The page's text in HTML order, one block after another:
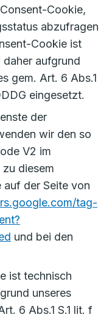
Cookie,
abzufragen
Cookie ist
aufgrund
gem. Art. 6 Abs.1
eingesetzt.
der
wir den so
V2 im
diesem
auf der Seite von
tag-
und bei den
ist technisch
unseres
6 Abs.1 S.1 lit. f